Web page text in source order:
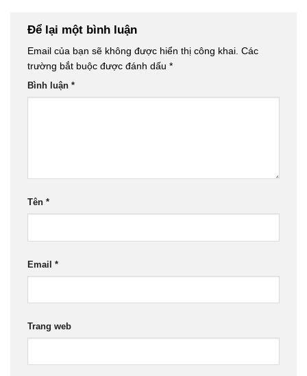
Để lại một bình luận
Email của bạn sẽ không được hiển thị công khai. Các
trường bắt buộc được đánh dấu *
Bình luận *
Tên *
Email *
Trang web